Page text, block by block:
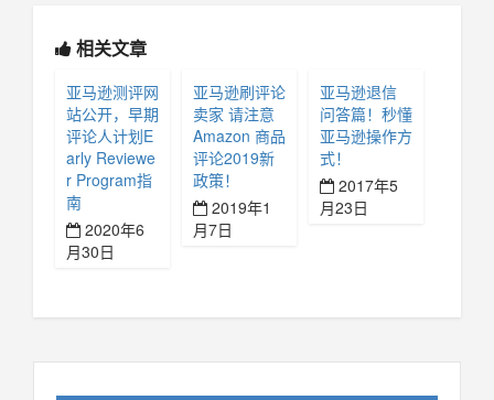
相关文章
亚马逊测评网
站公开，早期
评论人计划E
arly Reviewe
r Program指
南
2020年6
月30日
亚马逊刷评论
卖家 请注意
Amazon 商品
评论2019新
政策！
2019年1
月7日
亚马逊退信
问答篇！秒懂
亚马逊操作方
式！
2017年5
月23日